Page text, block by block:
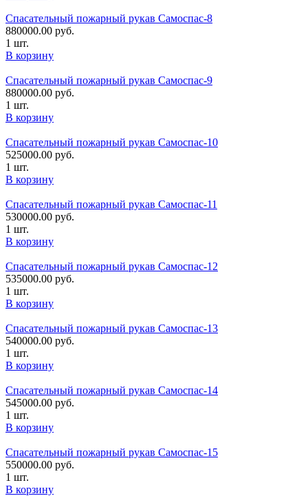
Спасательный пожарный рукав Самоспас-8
880000.00 руб.
1 шт.
В корзину
Спасательный пожарный рукав Самоспас-9
880000.00 руб.
1 шт.
В корзину
Спасательный пожарный рукав Самоспас-10
525000.00 руб.
1 шт.
В корзину
Спасательный пожарный рукав Самоспас-11
530000.00 руб.
1 шт.
В корзину
Спасательный пожарный рукав Самоспас-12
535000.00 руб.
1 шт.
В корзину
Спасательный пожарный рукав Самоспас-13
540000.00 руб.
1 шт.
В корзину
Спасательный пожарный рукав Самоспас-14
545000.00 руб.
1 шт.
В корзину
Спасательный пожарный рукав Самоспас-15
550000.00 руб.
1 шт.
В корзину